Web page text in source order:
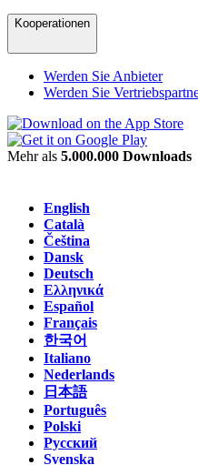
Kooperationen
Werden Sie Anbieter
Werden Sie
Mehr als 5.000.000 Downloads
English
Català
Čeština
Dansk
Deutsch
Ελληνικά
Español
Français
한국어
Italiano
Nederlands
日本語
Português
Polski
Русский
Svenska